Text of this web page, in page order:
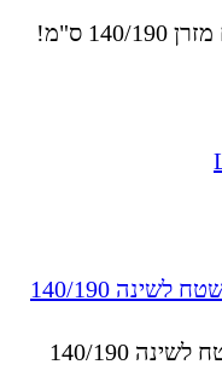
ספה נפתחת למיטה זוגית מידה עם מזרן 140/190 ס"מ!
ספה נפתחת למיטה זוגית 140 משטח לשינה 140/190